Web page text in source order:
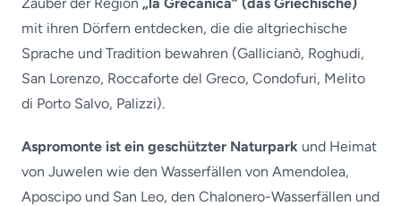
mit ihren Dörfern entdecken, die die altgriechische
Sprache und Tradition bewahren (Gallicianò, Roghudi,
San Lorenzo, Roccaforte del Greco, Condofuri, Melito
di Porto Salvo, Palizzi).
Aspromonte ist ein geschützter Naturpark und Heimat
von Juwelen wie den Wasserfällen von Amendolea,
Aposcipo und San Leo, den Chalonero-Wasserfällen und